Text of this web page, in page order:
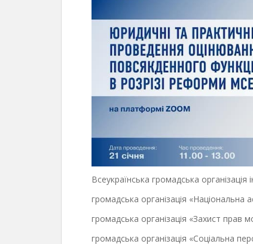
Всеукраїнська громадська організація
громадська організація «Національна
громадська організація «Захист прав
громадська організація «Соціальна